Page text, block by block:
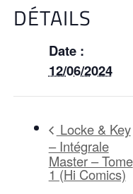
DÉTAILS
Date :
12/06/2024
Locke & Key
– Intégrale
Master – Tome
1 (Hi Comics)